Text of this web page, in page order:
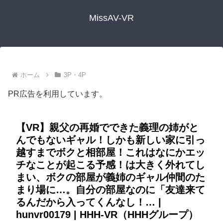
MissAV-VR
ホーム 3P・4P
PR広告を利用しています。
【VR】親父の再婚でできた義理の姉がと
んでもないギャル！しかも新しい家に引っ
越すまでボクと相部屋！これはなにかエッ
チなことが起こる予感！は大きく外れてし
まい、ボクの部屋が義姉のギャル仲間のた
まり場に…。自分の部屋なのに「友達来て
るんだから入ってくんなし！… |
hunvr00179 | HHH-VR（HHHグループ）